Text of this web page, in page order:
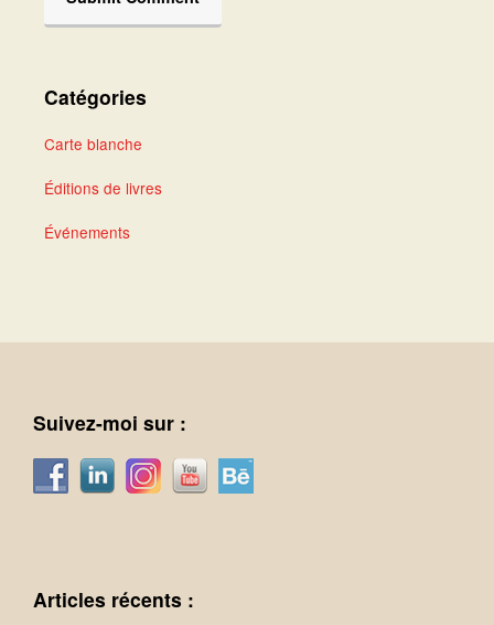
Catégories
Carte blanche
Éditions de livres
Événements
Suivez-moi sur :
Articles récents :